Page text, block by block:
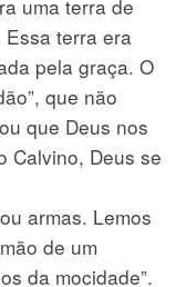
uma terra de
terra era
pela graça. O
que não
que Deus nos
Calvino, Deus se
armas. Lemos
de um
da mocidade”.